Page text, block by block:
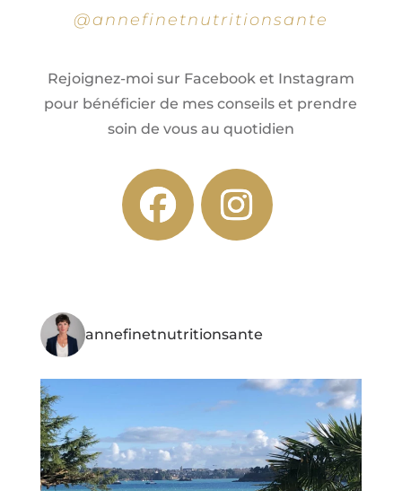
@annefinetnutritionsante
Rejoignez-moi sur Facebook et Instagram
pour bénéficier de mes conseils et prendre
soin de vous au quotidien
annefinetnutritionsante